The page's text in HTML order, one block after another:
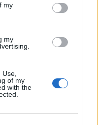
my
my
of my
with the
χώρους
της
Σαρωνικό